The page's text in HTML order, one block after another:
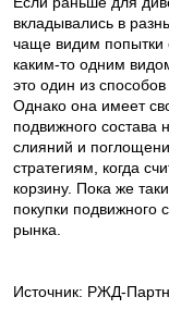
вкладывались в
чаще видим попытки
каким-то одним
это один из
Однако она имеет
подвижного состава
слияний и
стратегиям, когда
корзину. Пока же
покупки подвижного
рынка.
Источник: РЖД-